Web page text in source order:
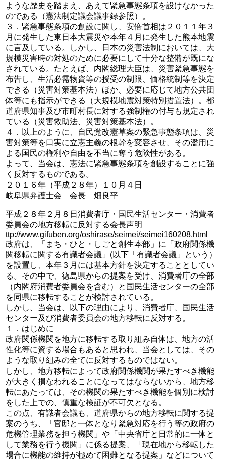
ような歴史を踏まえ、あえて緊急事態条項を設けなかった
のである（憲法制定議会議事録参照）。
３．緊急事態条項の創設に関し、安倍首相は２０１１年３
月に発生した東日本大震災や本年４月に発生した熊本地震
に言及している。しかし、日本の災害法制においては、大
規模災害時の対処のために必要にして十分な整備が既にな
されている。たとえば、内閣総理大臣は、災害緊急事態を
布告し、生活必需物資等の授受の制限、価格統制等を決定
できる（災害対策基本法）ほか、必要に応じて地方公共団
体等にも指示ができる（大規模地震対策特別措置法）。都
道府県知事及び市町村長に対する強制権の付与も規定され
ている（災害救助法、災害対策基本法）。
４．以上のように、自民党改憲草案の緊急事態条項は、災
害対策等を口実に立憲主義の根幹を変容させ、その濫用に
よる国民の権利や自由を不当に奪う危険性がある。
よって、当会は、憲法に緊急事態条項を創設することに強
く反対するものである。
２０１６年（平成２８年）１０月４日
岐阜県弁護士会 会長 畑良平
平成２８年２月８日消費者庁・国民生活センター・消費者
委員会の地方移転に反対する会長声明
ttp://www.gifuben.org/oshirase/seimei/seimei160208.html
政府は、「まち・ひと・しごと創生本部」に「政府関係機
関移転に関する有識者会議」(以下「有識者会議」という）
を設置し、本年３月には基本方針を決定することとしてい
る。その中で、徳島県からの提案を受け、消費者庁の全部
（内閣府消費者委員会を含む）と国民生活センターの全部
を同県に移転することが検討されている。
しかし、当会は、以下の理由により、消費者庁、国民生活
センター及び消費者委員会の地方移転に反対する。
１．はじめに
政府関係機関を地方に移転する取り組み自体は、地方の活
性化等に資する場合もあると思われ、当会としては、その
ような取り組みの全てに反対するものではない。
しかし、地方移転によって政府関係機関が果たすべき機能
が大きく損なわれることになってはならないから、地方移
転にあたっては、その機関の果たすべき機能を個別に検討
をした上での、慎重な検証が不可欠となる。
この点、有識者会議も、道府県からの地方移転に関する提
案のうち、「官邸と一体となり緊急対応を行う等の政府の
危機管理業務を担う機関」や「中央省庁と日常的に一体と
して業務を行う機関」に係る提案、「現在地から移転した
場合に機能の維持が極めて困難となる提案」などについて